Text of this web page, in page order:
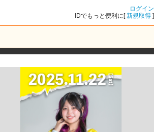
ログイン
IDでもっと便利に[新規取得 ]